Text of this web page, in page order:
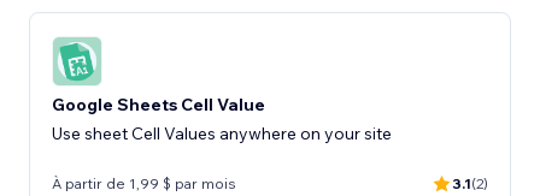
Google Sheets Cell Value
Use sheet Cell Values anywhere on your site
À partir de 1,99 $ par mois 3.1(2)